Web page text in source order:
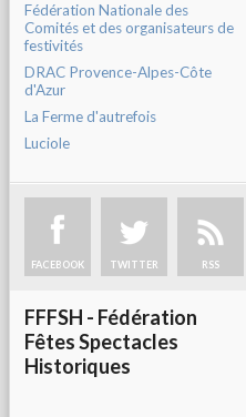
Fédération Nationale des
Comités et des organisateurs de
festivités
DRAC Provence-Alpes-Côte
d'Azur
La Ferme d'autrefois
Luciole
FACEBOOK TWITTER RSS
FFFSH - Fédération
Fêtes Spectacles
Historiques